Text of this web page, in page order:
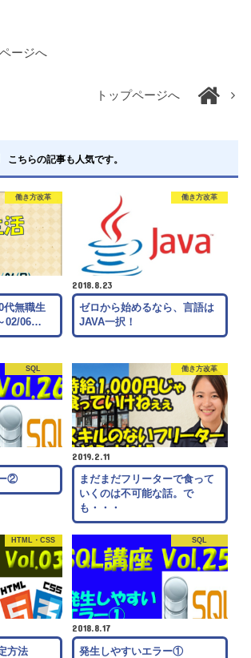
ージへ
トップページへ
こちらの記事も人気です。
働き方改革
代無職生
02/06…
働き方改革
2018.8.23
ゼロから始めるなら、言語は
JAVA一択！
SQL
②
働き方改革
2019.2.11
まだまだフリーターで食って
いくのは不可能な話。で
も・・・
HTML・CSS
方法
SQL
2018.8.17
発生しやすいエラー①